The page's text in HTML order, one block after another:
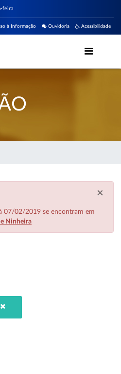
feira
Acessibilidade
Ouvidoria
à Informação
×
07/02/2019 se encontram em
Ninheira